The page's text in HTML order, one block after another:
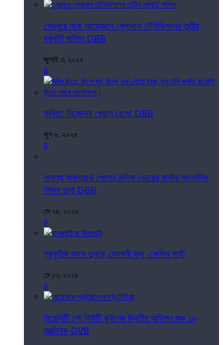
শেরপুরে নানা আয়োজনে গ্লোবাল টেলিভিশনের তৃতীয়
বর্ষপূর্তি পালিত DBB
জুলাই ৩, ২০২৫
0
কবিতা: নিজেদের খেয়াল রেখো DBB
জুন ৬, ২০২৫
0
লাবণ্য অ্যাওয়ার্ড পেলেন দৈনিক ভোরের বার্তার সাংবাদিক
শিমুল রানা DBB
মে ২৫, ২০২৫
0
প্রকৃতির কানে দুলছে সোনালী ফুল -সেলিম শাহী
মে ১৩, ২০২৫
0
রিয়েলিটি শো বিউটি কুইনের দ্বিতীয় অডিশন শুরু ১৮
অক্টোবর-DVB